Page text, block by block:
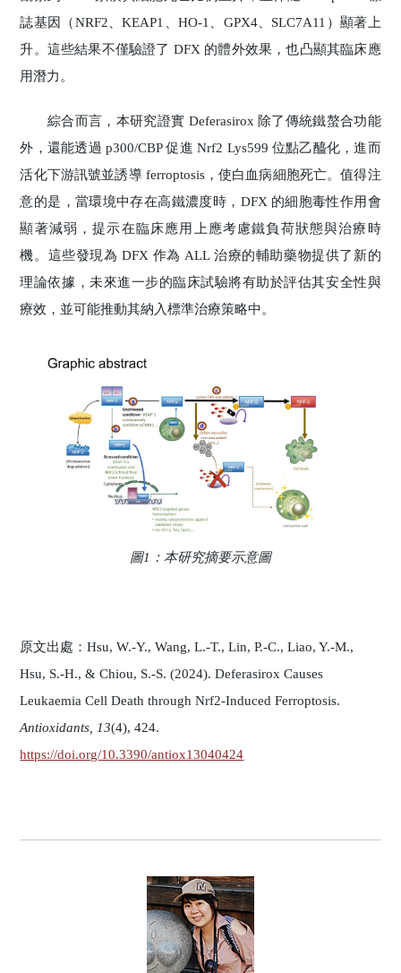
誌基因（NRF2、KEAP1、HO-1、GPX4、SLC7A11）顯著上
升。這些結果不僅驗證了 DFX 的體外效果，也凸顯其臨床應
用潛力。
綜合而言，本研究證實 Deferasirox 除了傳統鐵螯合功能
外，還能透過 p300/CBP 促進 Nrf2 Lys599 位點乙醯化，進而
活化下游訊號並誘導 ferroptosis，使白血病細胞死亡。值得注
意的是，當環境中存在高鐵濃度時，DFX 的細胞毒性作用會
顯著減弱，提示在臨床應用上應考慮鐵負荷狀態與治療時
機。這些發現為 DFX 作為 ALL 治療的輔助藥物提供了新的
理論依據，未來進一步的臨床試驗將有助於評估其安全性與
療效，並可能推動其納入標準治療策略中。
圖1：本研究摘要示意圖
原文出處：Hsu, W.-Y., Wang, L.-T., Lin, P.-C., Liao, Y.-M.,
Hsu, S.-H., & Chiou, S.-S. (2024). Deferasirox Causes
Leukaemia Cell Death through Nrf2-Induced Ferroptosis.
Antioxidants, 13(4), 424.
https://doi.org/10.3390/antiox13040424